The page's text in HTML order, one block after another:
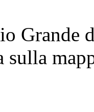
Grande
sulla